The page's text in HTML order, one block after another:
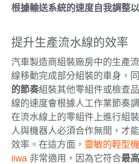
根據輸送系統的速度自我調整
提升生產流水線的效率
汽車製造商組裝廠房中的生產
線移動完成部分組裝的車身，
的節奏組裝其他零組件或檢查
線的速度會根據人工作業節奏
在流水線上的零組件上進行組
人與機器人必須合作無間，才
效率。在這方面， 靈敏的輕型
iiwa 非常適用，因為它符合最